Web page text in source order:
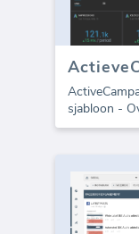
sjabloon -